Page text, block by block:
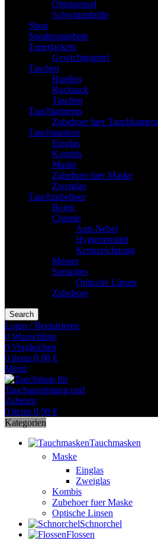
Ohrstoepsel
Schwimmbrille
Shop
Sonderangebote
Tarierjackets
Gewichtguertel
Taschen
Huellen
Rucksack
Taschen
Tauchkameras
Zubehoer fuer Tauchkamera
Tauchmasken
Einglas
Kombis
Maske
Zubehoer fuer Maske
Zweiglas
Tauchzubehoer
Bojen
Chemie
Anti-Nebel
Hygienemittel
Kennzeichnung
Messer
Sonstiges
Optische Linsen
Zubehoer
Search
Login / Registrieren
0 Wunschliste
0 Vergleichen
0 items 0,00 €
Menü
0 items 0,00 €
Kategorien
Tauchmasken
Maske
Einglas
Zweiglas
Kombis
Zubehoer fuer Maske
Optische Linsen
Schnorchel
Flossen